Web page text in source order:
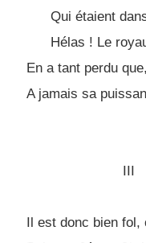
Qui étaient
Hélas ! Le
En a tant perdu
A jamais sa
III
Il est donc bien fol,